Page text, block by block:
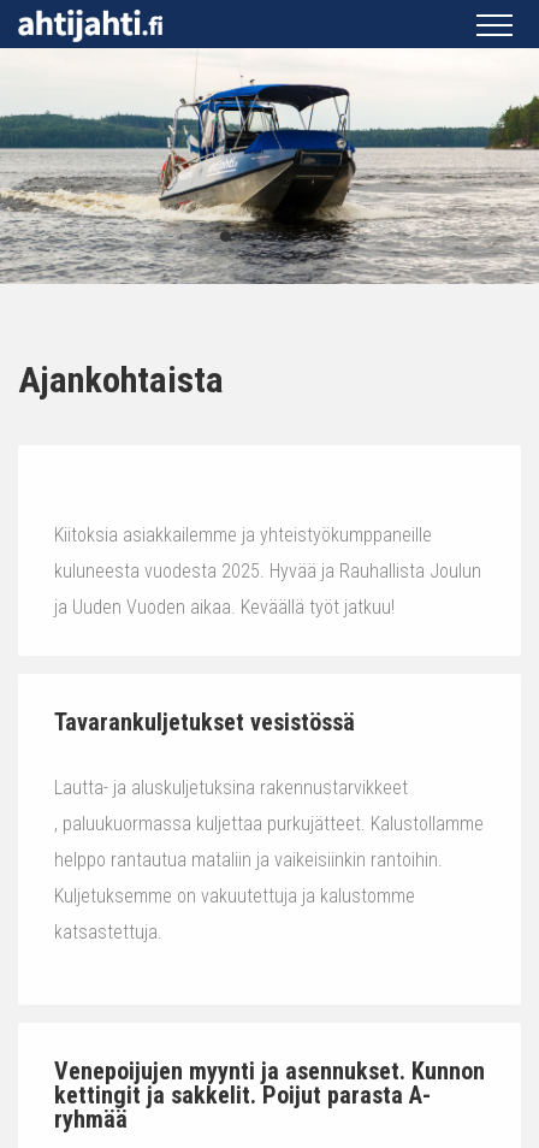
Ajankohtaista
Kiitoksia asiakkailemme ja yhteistyökumppaneille
kuluneesta vuodesta 2025. Hyvää ja Rauhallista Joulun
ja Uuden Vuoden aikaa. Keväällä työt jatkuu!
Tavarankuljetukset vesistössä
Lautta- ja aluskuljetuksina rakennustarvikkeet
, paluukuormassa kuljettaa purkujätteet. Kalustollamme
helppo rantautua mataliin ja vaikeisiinkin rantoihin.
Kuljetuksemme on vakuutettuja ja kalustomme
katsastettuja.
Venepoijujen myynti ja asennukset. Kunnon
kettingit ja sakkelit. Poijut parasta A-
ryhmää